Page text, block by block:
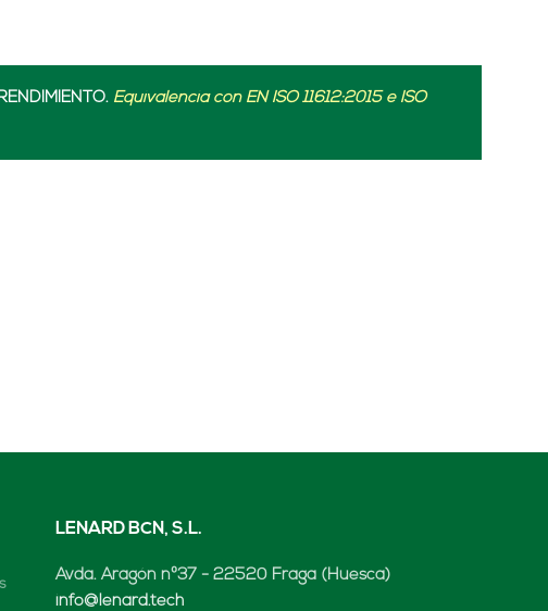
Equivalencia con EN ISO 11612:2015 e ISO
LENARD BCN, S.L.
Avda. Aragón nº37 - 22520 Fraga (Huesca)
info@lenard.tech